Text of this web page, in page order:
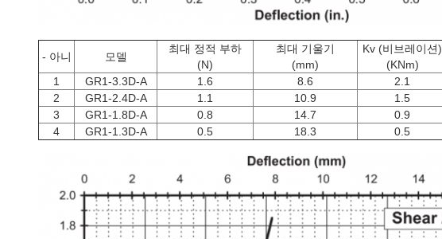
- 아니 모델
최대 정적 부하
(N)
최대 기울기
(mm)
Kv (비브레이션)
(KNm)
1
GR1-3.3D-A 1.6 8.6 2.1
2
GR1-2.4D-A 1.1 10.9 1.5
3
GR1-1.8D-A 0.8 14.7 0.9
4
GR1-1.3D-A 0.5 18.3 0.5